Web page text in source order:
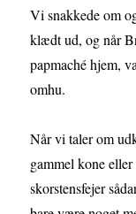
Vi snakkede om
klædt ud, og når
papmaché hjem,
omhu.
Når vi taler om
gammel kone
skorstensfejer